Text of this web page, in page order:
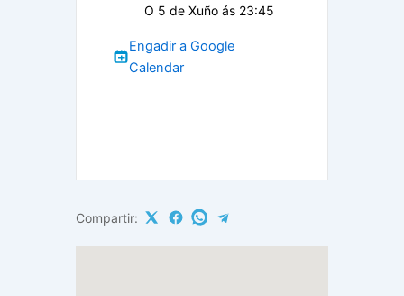
O 5 de Xuño ás 23:45
Engadir a Google
Calendar
Compartir: